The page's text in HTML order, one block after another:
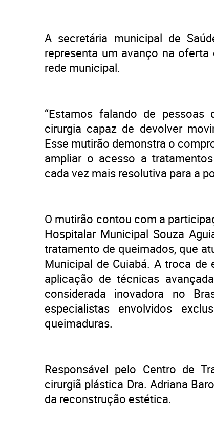
A secretária municipal de
representa um avanço na
rede municipal.
“Estamos falando de
cirurgia capaz de devolver
Esse mutirão demonstra o
ampliar o acesso a
cada vez mais resolutiva para a
O mutirão contou com a
Hospitalar Municipal Souza
tratamento de queimados, que
Municipal de Cuiabá. A troca
aplicação de técnicas
considerada inovadora no
especialistas envolvidos
queimaduras.
Responsável pelo Centro de
cirurgiã plástica Dra. Adriana
da reconstrução estética.